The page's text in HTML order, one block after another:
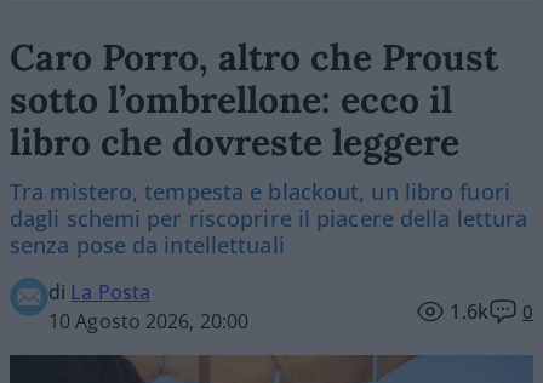
Caro Porro, altro che Proust
sotto l’ombrellone: ecco il
libro che dovreste leggere
Tra mistero, tempesta e blackout, un libro fuori
dagli schemi per riscoprire il piacere della lettura
senza pose da intellettuali
di La Posta
10 Agosto 2026, 20:00
1.6k 0